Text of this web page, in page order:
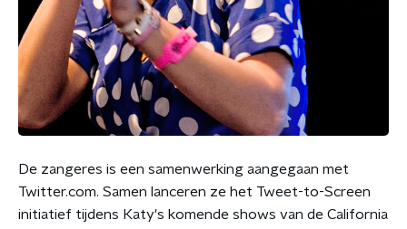
De zangeres is een samenwerking aangegaan met
Twitter.com. Samen lanceren ze het Tweet-to-Screen
initiatief tijdens Katy's komende shows van de California